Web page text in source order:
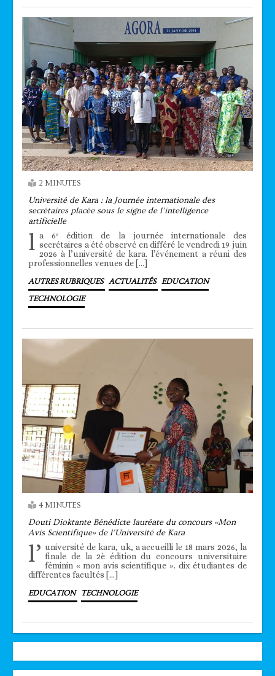
2 MINUTES
Université de Kara : la Journée internationale des
secrétaires placée sous le signe de l’intelligence
artificielle
l a 6ᵉ édition de la journée internationale des
secrétaires a été observé en différé le vendredi 19 juin
2026 à l’université de kara. l’événement a réuni des
professionnelles venues de […]
AUTRES RUBRIQUES ACTUALITÉS EDUCATION
TECHNOLOGIE
4 MINUTES
Douti Dioktante Bénédicte lauréate du concours «Mon
Avis Scientifique» de l’Université de Kara
l’ université de kara, uk, a accueilli le 18 mars 2026, la
finale de la 2è édition du concours universitaire
féminin « mon avis scientifique ». dix étudiantes de
différentes facultés […]
EDUCATION TECHNOLOGIE